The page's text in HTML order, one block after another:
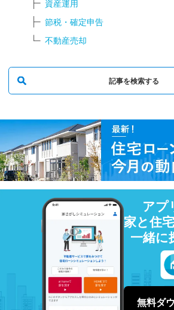
資産運用
節税・確定申告
不動産売却
記事を検索する
アプ
家と住
一緒に
無料ダ